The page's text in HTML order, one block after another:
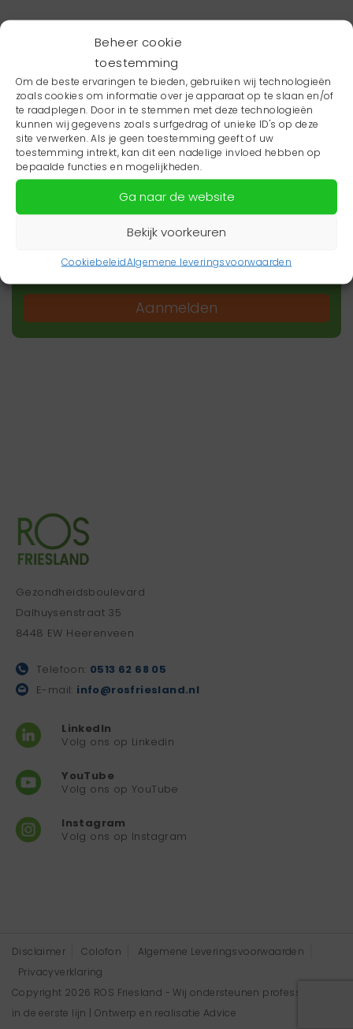
Beheer cookie
toestemming
Om de beste ervaringen te bieden, gebruiken wij technologieën
zoals cookies om informatie over je apparaat op te slaan en/of
te raadplegen. Door in te stemmen met deze technologieën
kunnen wij gegevens zoals surfgedrag of unieke ID's op deze
site verwerken. Als je geen toestemming geeft of uw
toestemming intrekt, kan dit een nadelige invloed hebben op
bepaalde functies en mogelijkheden.
Ga naar de website
Bekijk voorkeuren
CookiebeleidAlgemene leveringsvoorwaarden
Wil je niets missen?
Wil je op de hoogte blijven van het laatste
zorgnieuws in jouw regio? Schrijf je dan in voor
onze nieuwsbrief.
Aanmelden
Gezondheidsboulevard
Dalhuysenstraat 35
8448 EW Heerenveen
Telefoon: 0513 62 68 05
E-mail: info@rosfriesland.nl
LinkedIn
Volg ons op Linkedin
YouTube
Volg ons op YouTube
Instagram
Volg ons op Instagram
Disclaimer Colofon
Algemene Leveringsvoorwaarden
Privacyverklaring
Copyright 2026 ROS Friesland - Wij ondersteunen professionals
in de eerste lijn | Ontwerp en realisatie Advice